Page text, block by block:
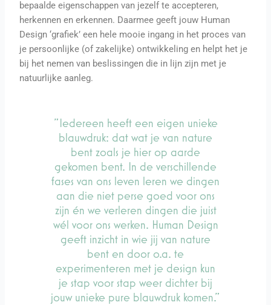
bepaalde eigenschappen van jezelf te accepteren,
herkennen en erkennen. Daarmee geeft jouw Human
Design ‘grafiek’ een hele mooie ingang in het proces van
je persoonlijke (of zakelijke) ontwikkeling en helpt het je
bij het nemen van beslissingen die in lijn zijn met je
natuurlijke aanleg.
"Iedereen heeft een eigen unieke
blauwdruk: dat wat je van nature
bent zoals je hier op aarde
gekomen bent. In de verschillende
fases van ons leven leren we dingen
aan die niet perse goed voor ons
zijn én we verleren dingen die juist
wél voor ons werken. Human Design
geeft inzicht in wie jij van nature
bent en door o.a. te
experimenteren met je design kun
je stap voor stap weer dichter bij
jouw unieke pure blauwdruk komen."